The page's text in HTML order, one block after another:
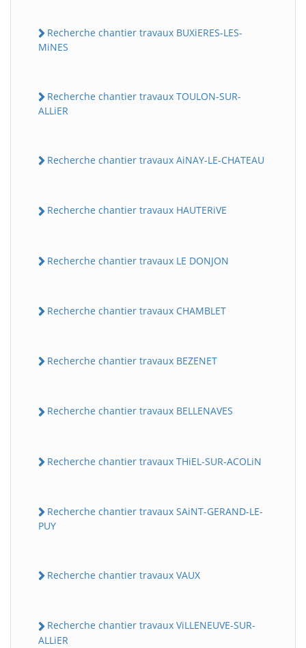
Recherche chantier travaux BUXiERES-LES-
MiNES
Recherche chantier travaux TOULON-SUR-
ALLiER
Recherche chantier travaux AiNAY-LE-CHATEAU
Recherche chantier travaux HAUTERiVE
Recherche chantier travaux LE DONJON
Recherche chantier travaux CHAMBLET
Recherche chantier travaux BEZENET
Recherche chantier travaux BELLENAVES
Recherche chantier travaux THiEL-SUR-ACOLiN
Recherche chantier travaux SAiNT-GERAND-LE-
PUY
Recherche chantier travaux VAUX
Recherche chantier travaux ViLLENEUVE-SUR-
ALLiER